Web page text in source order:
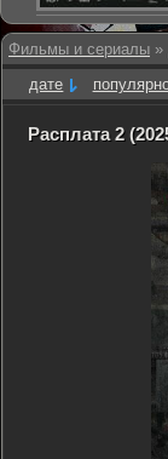
Фильмы и сериалы
дате
Расплата 2